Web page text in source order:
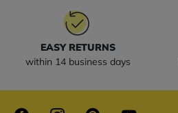
EASY RETURNS
within 14 business days